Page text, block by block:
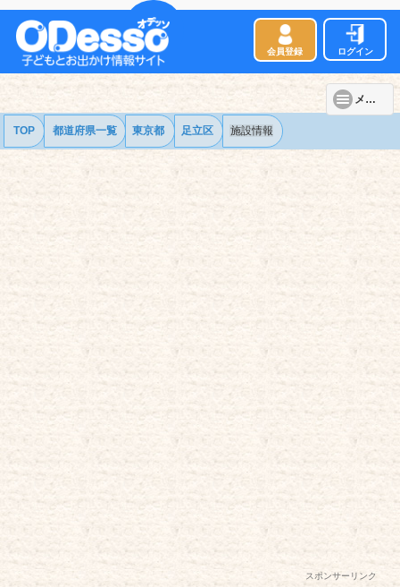
会員登録 ログイン
メニュー
TOP 都道府県一覧 東京都 足立区 施設情報
スポンサーリンク